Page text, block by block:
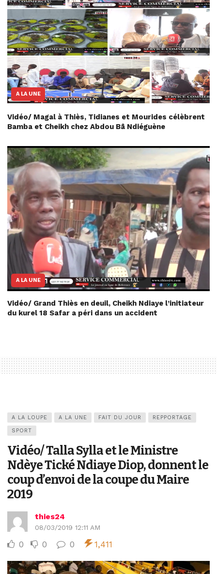
A LA UNE
Vidéo/ Magal à Thiès, Tidianes et Mourides célèbrent
Bamba et Cheikh chez Abdou Bâ Ndiéguène
A LA UNE
Vidéo/ Grand Thiès en deuil, Cheikh Ndiaye l’initiateur
du kurel 18 Safar a péri dans un accident
A LA LOUPE A LA UNE FAIT DU JOUR REPPORTAGE
SPORT
Vidéo/ Talla Sylla et le Ministre
Ndèye Tické Ndiaye Diop, donnent le
coup d’envoi de la coupe du Maire
2019
thies24
08/03/2019 12:11 AM
0 0 0 1,411